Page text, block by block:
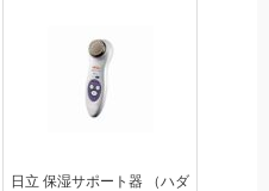
日立 保湿サポート器 （ハダ